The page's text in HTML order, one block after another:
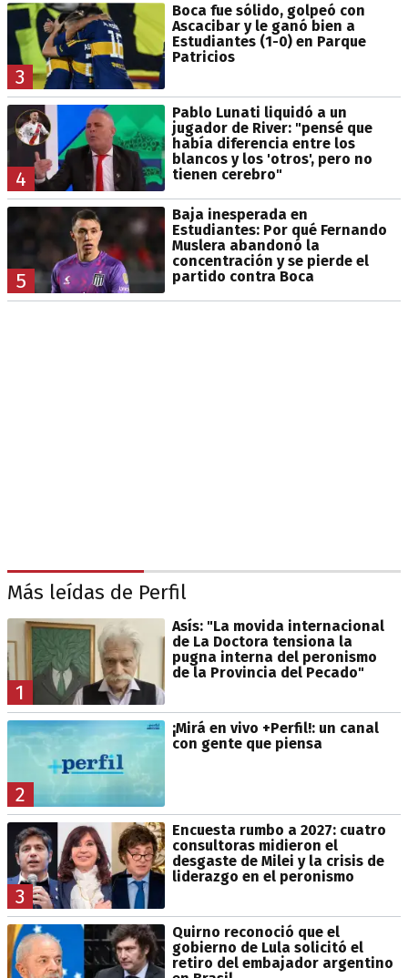
3
Boca fue sólido, golpeó con
Ascacibar y le ganó bien a
Estudiantes (1-0) en Parque
Patricios
4
Pablo Lunati liquidó a un
jugador de River: "pensé que
había diferencia entre los
blancos y los 'otros', pero no
tienen cerebro"
5
Baja inesperada en
Estudiantes: Por qué Fernando
Muslera abandonó la
concentración y se pierde el
partido contra Boca
Más leídas de Perfil
1
Asís: "La movida internacional
de La Doctora tensiona la
pugna interna del peronismo
de la Provincia del Pecado"
2
¡Mirá en vivo +Perfil!: un canal
con gente que piensa
3
Encuesta rumbo a 2027: cuatro
consultoras midieron el
desgaste de Milei y la crisis de
liderazgo en el peronismo
Quirno reconoció que el
gobierno de Lula solicitó el
retiro del embajador argentino